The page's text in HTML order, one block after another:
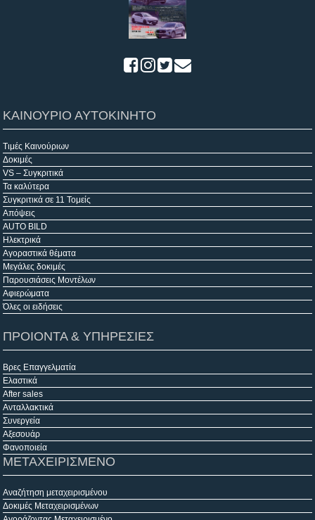
ΚΑΙΝΟΥΡΙΟ ΑΥΤΟΚΙΝΗΤΟ
Τιμές Καινούριων
Δοκιμές
VS – Συγκριτικά
Τα καλύτερα
Συγκριτικά σε 11 Τομείς
Απόψεις
AUTO BILD
Ηλεκτρικά
Αγοραστικά θέματα
Μεγάλες δοκιμές
Παρουσιάσεις Μοντέλων
Αφιερώματα
Όλες οι ειδήσεις
ΠΡΟΙΟΝΤΑ & ΥΠΗΡΕΣΙΕΣ
Βρες Επαγγελματία
Ελαστικά
After sales
Ανταλλακτικά
Συνεργεία
Αξεσουάρ
Φανοποιεία
ΜΕΤΑΧΕΙΡΙΣΜΕΝΟ
Αναζήτηση μεταχειρισμένου
Δοκιμές Μεταχειρισμένων